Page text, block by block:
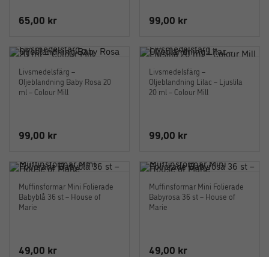
65,00 kr 99,00 kr
Livsmedelsfärg –
Oljeblandning Baby Rosa 20
ml – Colour Mill
99,00 kr
Livsmedelsfärg –
Oljeblandning Lilac – Ljuslila
20 ml – Colour Mill
99,00 kr
Muffinsformar Mini Folierade
Babyblå 36 st – House of
Marie
49,00 kr
Muffinsformar Mini Folierade
Babyrosa 36 st – House of
Marie
49,00 kr